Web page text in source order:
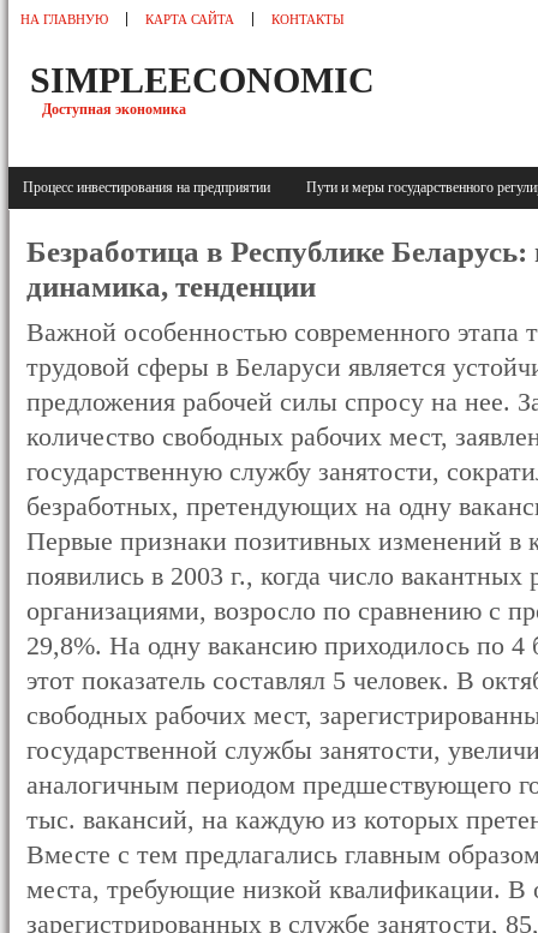
НА ГЛАВНУЮ КАРТА САЙТА КОНТАКТЫ
SIMPLEECONOMIC
Доступная экономика
Процесс инвестирования на предприятии Пути и меры государственного
Безработица в Республике
динамика, тенденции
Важной особенностью современного этапа
трудовой сферы в Беларуси является
предложения рабочей силы спросу на нее.
количество свободных рабочих мест,
государственную службу занятости,
безработных, претендующих на одну
Первые признаки позитивных изменений в
появились в 2003 г., когда число
организациями, возросло по сравнению с
29,8%. На одну вакансию приходилось по 4
этот показатель составлял 5 человек. В
свободных рабочих мест,
государственной службы занятости,
аналогичным периодом предшествующего
тыс. вакансий, на каждую из которых
Вместе с тем предлагались главным
места, требующие низкой квалификации. В
зарегистрированных в службе занятости,